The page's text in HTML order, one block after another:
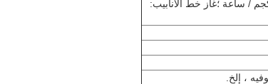
البترول المسال: 0.29 متر مكعب / ساعة أو 0.6 كجم / ساعة ؛غاز خط الأنابيب:
، إلخ.